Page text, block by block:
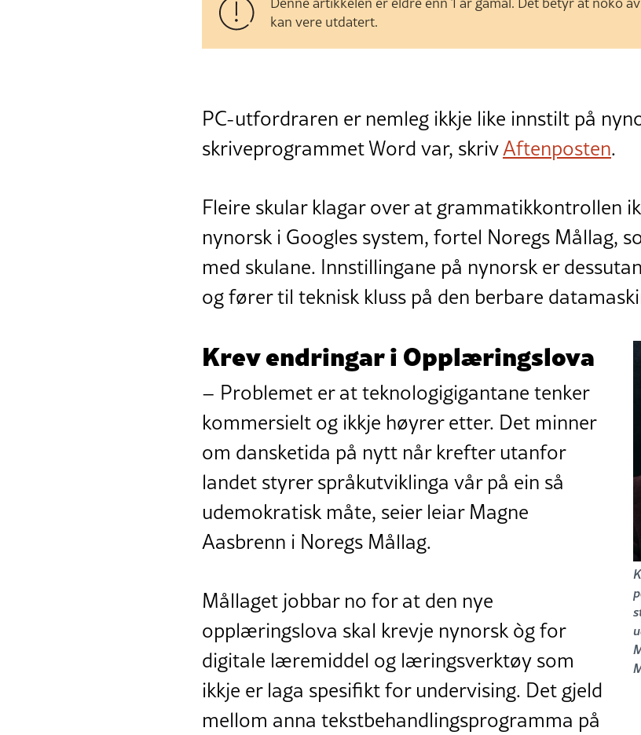
kan vere utdatert.
PC-utfordraren er nemleg ikkje like innstilt på
skriveprogrammet Word var, skrivAftenposten.
Fleire skular klagar over at grammatikkontrollen
nynorsk i Googles system, fortel Noregs Mållag,
med skulane. Innstillingane på nynorsk er
og fører til teknisk kluss på den berbare
Krev endringar i Opplæringslova
– Problemet er at teknologigigantane tenker
kommersielt og ikkje høyrer etter. Det minner
om dansketida på nytt når krefter utanfor
landet styrer språkutviklinga vår på ein så
udemokratisk måte, seier leiar Magne
Aasbrenn i Noregs Mållag.
Mållaget jobbar no for at den nye
opplæringslova skal krevje nynorsk òg for
digitale læremiddel og læringsverktøy som
ikkje er laga spesifikt for undervising. Det gjeld
mellom anna tekstbehandlingsprogramma på